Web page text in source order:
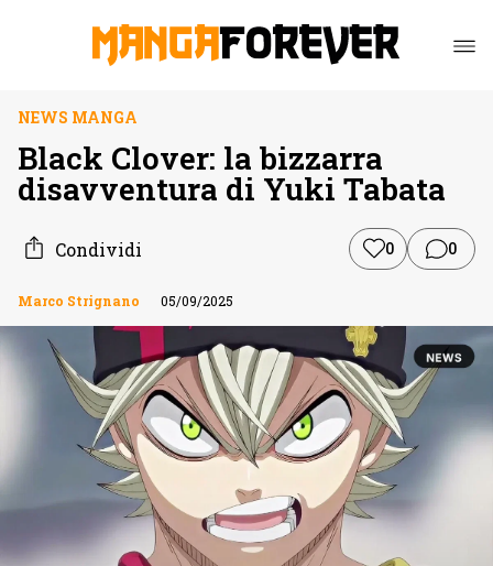
NEWS MANGA
Black Clover: la bizzarra
disavventura di Yuki Tabata
Condividi 0 0
Marco Strignano 05/09/2025